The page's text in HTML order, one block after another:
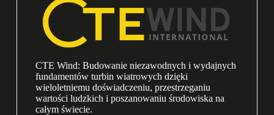
CTE Wind: Budowanie niezawodnych i wydajnych
fundamentów turbin wiatrowych dzięki
wieloletniemu doświadczeniu, przestrzeganiu
wartości ludzkich i poszanowaniu środowiska na
całym świecie.